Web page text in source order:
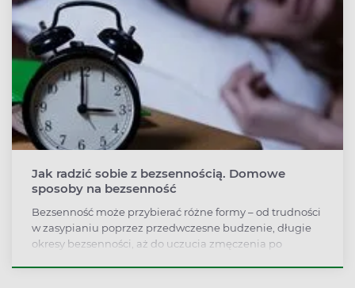
Jak radzić sobie z bezsennością. Domowe
sposoby na bezsenność
Bezsenność może przybierać różne formy – od trudności
w zasypianiu poprzez przedwczesne budzenie, długie
okresy bezsenności, aż do uczucia zmęczenia po